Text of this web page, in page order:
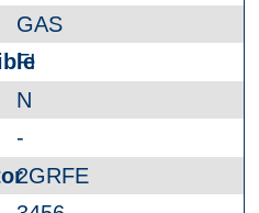
GAS
FI
N
-
2GRFE